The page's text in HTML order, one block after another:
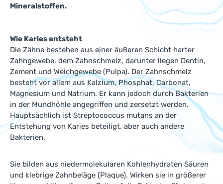
Mineralstoffen.
Wie Karies entsteht
Die Zähne bestehen aus einer äußeren Schicht harter
Zahngewebe, dem Zahnschmelz, darunter liegen Dentin,
Zement und Weichgewebe (Pulpa). Der Zahnschmelz
besteht vor allem aus Kalzium, Phosphat, Carbonat,
Magnesium und Natrium. Er kann jedoch durch Bakterien
in der Mundhöhle angegriffen und zersetzt werden.
Hauptsächlich ist Streptococcus mutans an der
Entstehung von Karies beteiligt, aber auch andere
Bakterien.
Sie bilden aus niedermolekularen Kohlenhydraten Säuren
und klebrige Zahnbeläge (Plaque). Wirken sie in größerer